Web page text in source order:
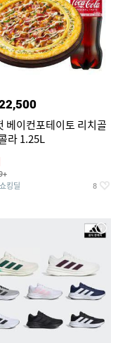
베이컨포테이토 리치골
라 1.25L
킹딜 8